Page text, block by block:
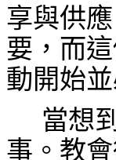
享與供
要，而
動開始
當想
事。教